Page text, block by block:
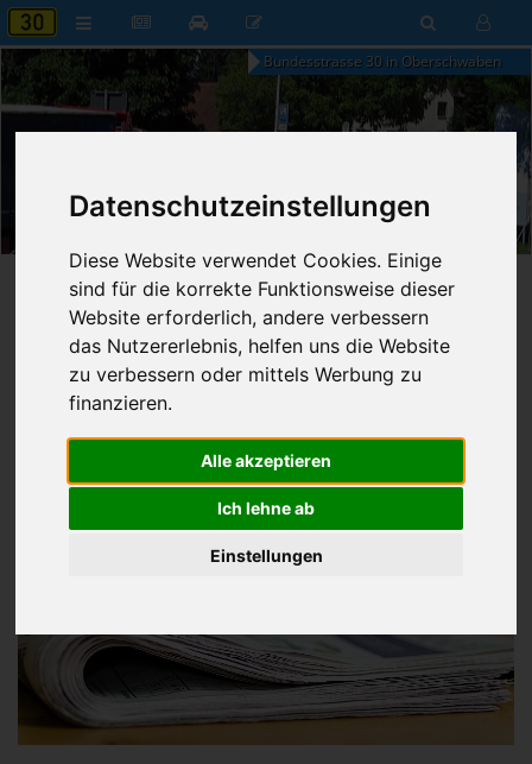
Datenschutzeinstellungen
Diese Website verwendet Cookies. Einige
sind für die korrekte Funktionsweise dieser
Website erforderlich, andere verbessern
das Nutzererlebnis, helfen uns die Website
zu verbessern oder mittels Werbung zu
finanzieren.
Alle akzeptieren
Ich lehne ab
Einstellungen
Bundesstrasse 30 in Oberschwaben
20:13
Startseite» B30 aktuell»Nachrichten
22.08.2025 - 19:29 Uhr
Franz Fischer
Nr. 9110
1.288
Stillstand bei B 30-Anschlüssen